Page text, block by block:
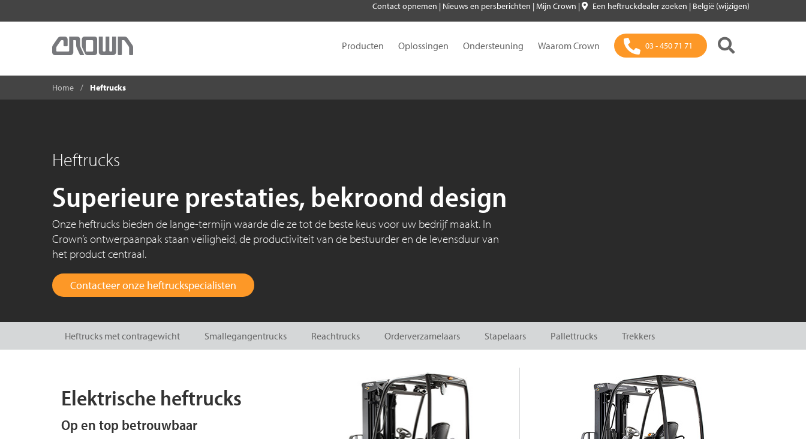
Contact opnemen | Nieuws en persberichten |Mijn Crown | Een heftruckdealer zoeken | België (wijzigen)
Producten Oplossingen Ondersteuning Waarom Crown 03 - 450 71 71
Home Heftrucks
Heftrucks
Superieure prestaties, bekroond design
Onze heftrucks bieden de lange-termijn waarde die ze tot de beste keus voor uw bedrijf maakt. In
Crown’s ontwerpaanpak staan veiligheid, de productiviteit van de bestuurder en de levensduur van
het product centraal.
Contacteer onze heftruckspecialisten
Heftrucks met contragewicht Smallegangentrucks Reachtrucks Orderverzamelaars Stapelaars Pallettrucks Trekkers
Elektrische heftrucks
Op en top betrouwbaar